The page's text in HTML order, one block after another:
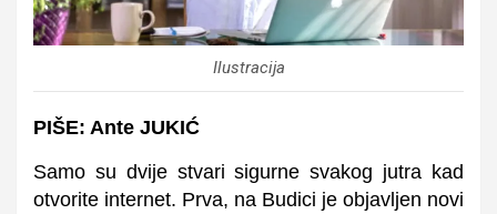
Ilustracija
PIŠE: Ante JUKIĆ
Samo su dvije stvari sigurne svakog jutra kad
otvorite internet. Prva, na Budici je objavljen novi